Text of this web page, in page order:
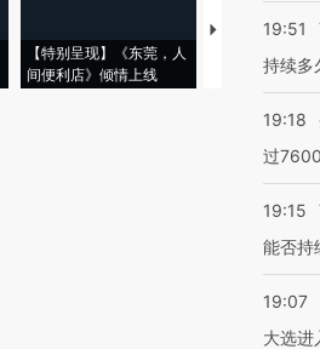
【特别呈现】《东莞，人
间便利店》倾情上线
【推广】走进
会，让数智科技
19:51
持续多
19:18
过
19:15
能否持
19:07
大选进